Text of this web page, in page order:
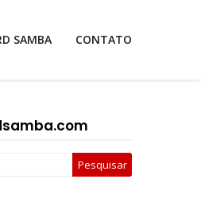
SAMBA CONTATO